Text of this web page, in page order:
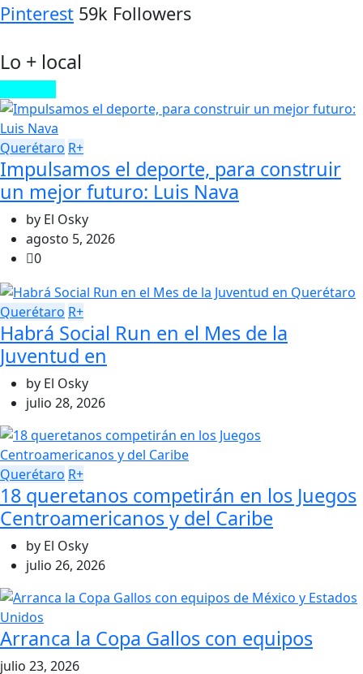
Pinterest 59k Followers
Lo + local
Querétaro R+
Impulsamos el deporte, para construir
un mejor futuro: Luis Nava
by El Osky
agosto 5, 2026
0
Querétaro R+
Habrá Social Run en el Mes de la
Juventud en
by El Osky
julio 28, 2026
Querétaro R+
18 queretanos competirán en los Juegos
Centroamericanos y del Caribe
by El Osky
julio 26, 2026
Arranca la Copa Gallos con equipos
julio 23, 2026